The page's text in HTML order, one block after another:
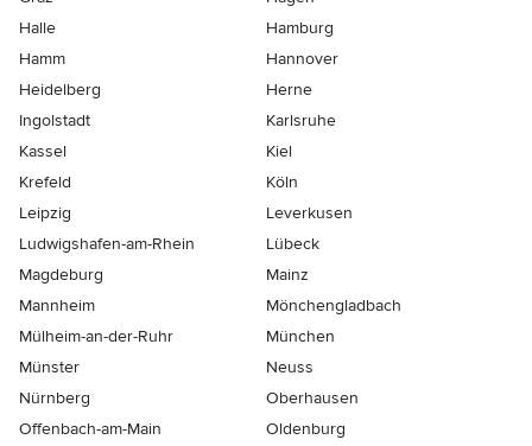
Halle
Hamburg
Hamm
Hannover
Heidelberg
Herne
Ingolstadt
Karlsruhe
Kassel
Kiel
Krefeld
Köln
Leipzig
Leverkusen
Ludwigshafen-am-Rhein
Lübeck
Magdeburg
Mainz
Mannheim
Mönchen­gladbach
Mülheim-an-der-Ruhr
München
Münster
Neuss
Nürnberg
Oberhausen
Offenbach-am-Main
Oldenburg